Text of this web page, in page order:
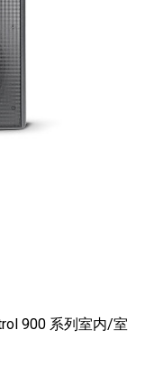
900 系列室内/室